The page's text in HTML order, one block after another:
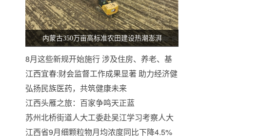
内蒙古350万亩高标准农田建设热潮澎湃
8月这些新规开始施行 涉及住房、养老、基
金等
江西宜春:财会监督工作成果显著 助力经济健
康发展
弘扬民族医药，共筑健康未来
江西头雁之旅：百家争鸣天正蓝
苏州北桥街道人大工委赴吴江学习考察人大
工作
江西省9月细颗粒物月均浓度同比下降4.5%